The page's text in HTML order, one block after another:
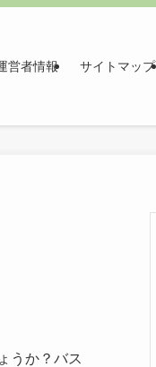
営者情報 サイトマップ
うか？バス